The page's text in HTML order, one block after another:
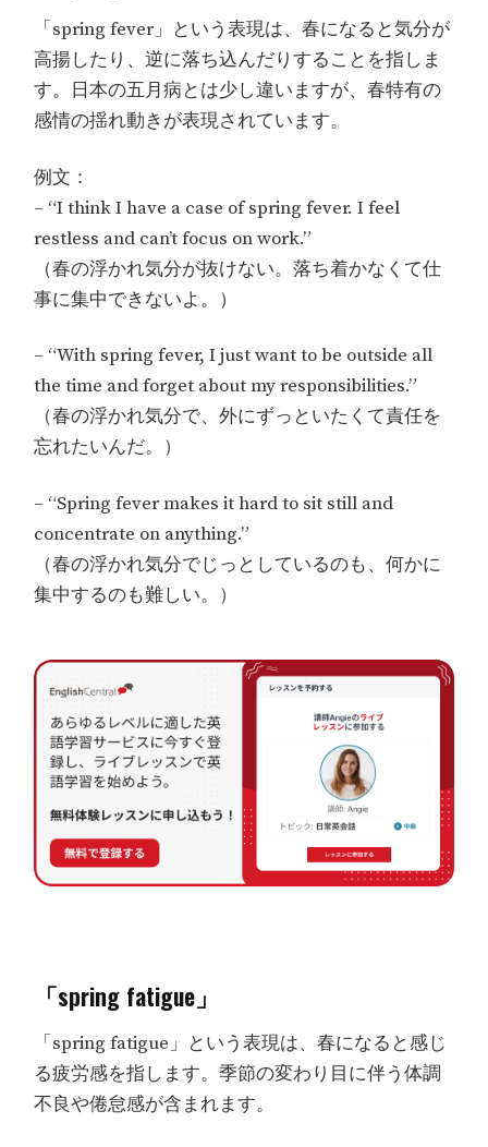
「spring fever」という表現は、春になると気分が
高揚したり、逆に落ち込んだりすることを指しま
す。日本の五月病とは少し違いますが、春特有の
感情の揺れ動きが表現されています。
例文：
– “I think I have a case of spring fever. I feel
restless and can’t focus on work.”
（春の浮かれ気分が抜けない。落ち着かなくて仕
事に集中できないよ。）
– “With spring fever, I just want to be outside all
the time and forget about my responsibilities.”
（春の浮かれ気分で、外にずっといたくて責任を
忘れたいんだ。）
– “Spring fever makes it hard to sit still and
concentrate on anything.”
（春の浮かれ気分でじっとしているのも、何かに
集中するのも難しい。）
「spring fatigue」
「spring fatigue」という表現は、春になると感じ
る疲労感を指します。季節の変わり目に伴う体調
不良や倦怠感が含まれます。